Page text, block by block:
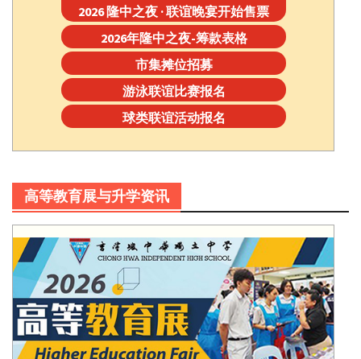
2026 隆中之夜 · 联谊晚宴开始售票
2026年隆中之夜-筹款表格
市集摊位招募
游泳联谊比赛报名
球类联谊活动报名
高等教育展与升学资讯